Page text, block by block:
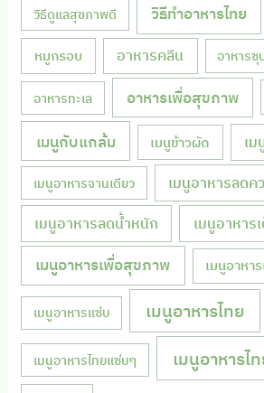
วิธีดูแลสุขภาพดี วิธีทำอาหารไทย
หมูกรอบ อาหารคลีน อาหารซุ
อาหารทะเล อาหารเพื่อสุขภาพ
เมนูกับแกล้ม เมนูข้าวผัด เ
เมนูอาหารจานเดียว เมนูอาหารลดค
เมนูอาหารลดน้ำหนัก เมนูอาหาร
เมนูอาหารเพื่อสุขภาพ เมนูอาหา
เมนูอาหารแซ่บ เมนูอาหารไทย
เมนูอาหารไทยแซ่บๆ เมนูอาหารไ